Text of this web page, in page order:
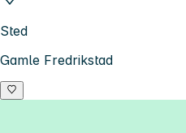
Sted
Gamle Fredrikstad